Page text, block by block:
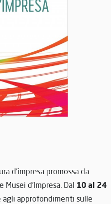
d’impresa promossa da
d’Impresa. Dal 10 al 24
agli approfondimenti sulle